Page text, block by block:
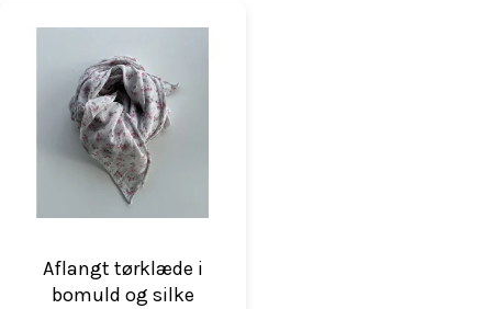
Aflangt tørklæde i
bomuld og silke